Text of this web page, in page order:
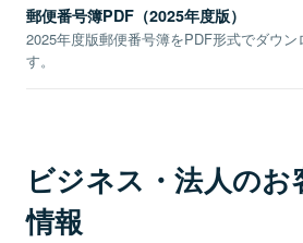
郵便番号簿PDF（2025年度版）
2025年度版郵便番号簿をPDF形式でダウン
す。
ビジネス・法人のお
情報